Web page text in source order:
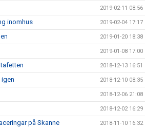
2019-02-11 08:56
inomhus 2019-02-04 17:17
2019-01-20 18:38
2019-01-08 17:00
2018-12-13 16:51
2018-12-10 08:35
2018-12-06 21:08
2018-12-02 16:29
på Skanne 2018-11-10 16:32